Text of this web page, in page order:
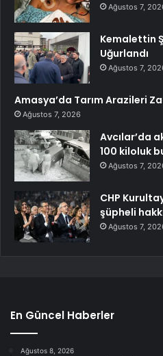
Ağustos 7,
Kemalettin
Uğurlandı
Ağustos 7,
Amasya’da Tarım Arazileri
Ağustos 7, 2026
Avcılar’da
100 kiloluk
Ağustos 7,
CHP
şüpheli
Ağustos 7,
En Güncel Haberler
Ağustos 8, 2026